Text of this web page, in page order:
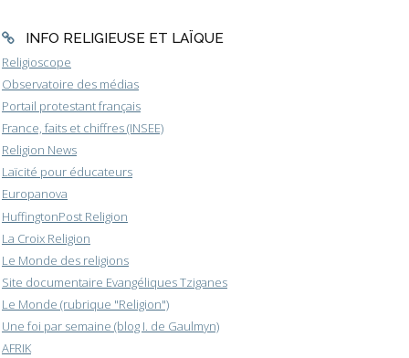
INFO RELIGIEUSE ET LAÏQUE
Religioscope
Observatoire des médias
Portail protestant français
France, faits et chiffres (INSEE)
Religion News
Laïcité pour éducateurs
Europanova
HuffingtonPost Religion
La Croix Religion
Le Monde des religions
Site documentaire Evangéliques Tziganes
Le Monde (rubrique "Religion")
Une foi par semaine (blog I. de Gaulmyn)
AFRIK